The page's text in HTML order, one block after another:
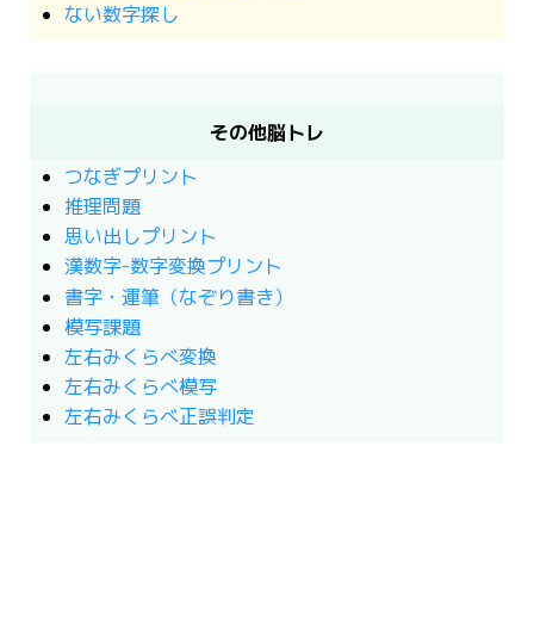
ない数字探し
その他脳トレ
つなぎプリント
推理問題
思い出しプリント
漢数字-数字変換プリント
書字・運筆（なぞり書き）
模写課題
左右みくらべ変換
左右みくらべ模写
左右みくらべ正誤判定